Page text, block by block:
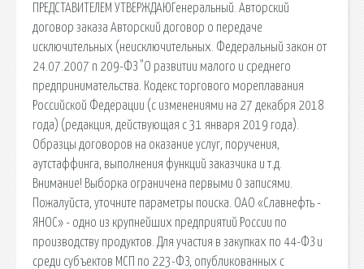
ПРЕДСТАВИТЕЛЕМ УТВЕРЖДАЮГенеральный. Авторский
договор заказа Авторский договор о передаче
исключительных (неисключительных. Федеральный закон от
24.07.2007 n 209-ФЗ "О развитии малого и среднего
предпринимательства. Кодекс торгового мореплавания
Российской Федерации (с изменениями на 27 декабря 2018
года) (редакция, действующая с 31 января 2019 года).
Образцы договоров на оказание услуг, поручения,
аутстаффинга, выполнения функций заказчика и т.д.
Внимание! Выборка ограничена первыми 0 записями.
Пожалуйста, уточните параметры поиска. ОАО «Славнефть -
ЯНОС» - одно из крупнейших предприятий России по
производству продуктов. Для участия в закупках по 44-ФЗ и
среди субъектов МСП по 223-ФЗ, опубликованных с